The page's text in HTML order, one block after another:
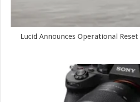
Lucid Announces Operational